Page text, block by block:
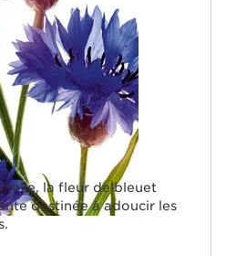
la fleur de bleuet
destinée à adoucir les